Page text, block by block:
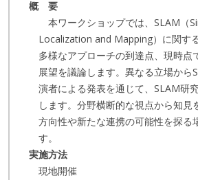
概 要
本ワークショップでは、SLAM（
Localization and Mapping）に関す
多様なアプローチの到達点、現時点
展望を議論します。異なる立場から
演者による発表を通じて、SLAM研
します。分野横断的な視点から知見
方向性や新たな連携の可能性を探る
す。
実施方法
現地開催